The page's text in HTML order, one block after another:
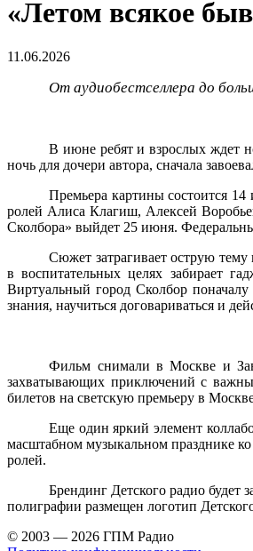
«Летом всякое
11.06.2026
От аудиобестселлера до
В июне ребят и взрослых ждет
ночь для дочери автора, сначала
Премьера картины состоится
ролей Алиса Клагиш, Алексей
Сколбора» выйдет 25 июня.
Сюжет затрагивает острую тему
в воспитательных целях забирает
Виртуальный город Сколбор
знания, научиться договариваться и
Фильм снимали в Москве и
захватывающих приключений с
билетов на светскую премьеру в
Еще один яркий элемент
масштабном музыкальном празднике
ролей.
Брендинг Детского радио будет
полиграфии размещен логотип
© 2003 — 2026 ГПМ Радио